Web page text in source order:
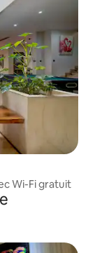
Wi-Fi gratuit